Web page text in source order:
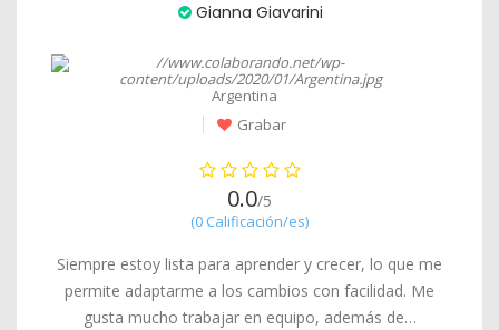
Gianna Giavarini
Argentina
Grabar
0.0/5
(0 Calificación/es)
Siempre estoy lista para aprender y crecer, lo que me
permite adaptarme a los cambios con facilidad. Me
gusta mucho trabajar en equipo, además de…